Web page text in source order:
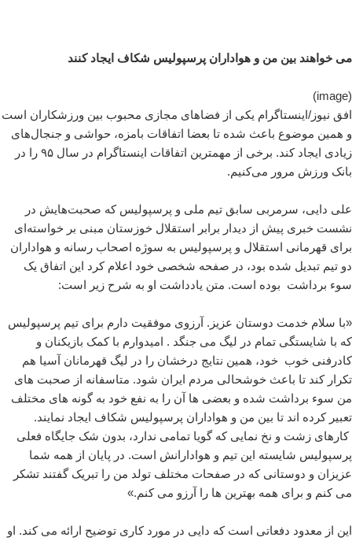
می خواهند بین من و هواداران پرسپولیس شکاف ایجاد کنند
(image)
افق نیوز/اینستاگرام یکی از فضاهای مجازی محبوب بین ورزشکاران است
و همین موضوع باعث شده تا بعضا اتفاقات بامزه، حواشی و جنجال‌های
زیادی ایجاد کند. برخی از مهمترین اتفاقات اینستاگرام در سال ۹۵ را در
بانک ورزش مرور می‌کنیم.
علی دایی، سرمربی سابق تیم ملی و پرسپولیس که صحبت‌هایش در
نشست خبری پیش از دیدار برابر استقلال خوزستان مبنی بر خواسته‌ای
برای قهرمانی استقلال و پرسپولیس به سوژه اصحاب رسانه و هواداران
دو تیم تبدیل شده بود، در صفحه شخصی خود اعلام کرد این اتفاق یک
سوء برداشت بوده است. متن یادداشت او به شرح زیر است:
«با سلام خدمت دوستان عزیز. آرزوی موفقیت دارم برای تیم پرسپولیس
که با شایستگی تمام در لیگ می جنگد . امیدوارم با کمک بازیکنان و
کادرفنی خوب خود، همین نتایج درخشان را در لیگ قهرمانان آسیا هم
تکرار کند تا باعث خوشحالی مردم ایران شود. متاسفانه از صحبت های
من سوء برداشت شده و بعضی ها آن را به نفع خود به گونه های مختلف
تعبیر کرده اند تا بین من و هواداران پرسپولیس شکاف ایجاد نمایند.
کارهای زشت و نخ نمایی که گویا تمامی ندارد، بدون شک جایگاه فعلی
پرسپولیس شایسته این تیم و هوادارانش است. در پایان از همه شما
عزیزان و دوستانی که در صفحات مختلف تولد من را تبریک گفتند تشکر
می کنم و برای همه بهترین ها را آرزو می کنم.
»
این از معدود دفعاتی است که دایی در مورد کاری توضیح ارائه می کند. او